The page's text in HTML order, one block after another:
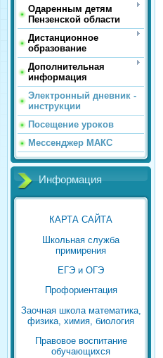
Одаренным детям
Пензенской области
Дистанционное
образование
Дополнительная
информация
Электронный дневник -
инструкции
Посещение уроков
Мессенджер МАКС
Информация
КАРТА САЙТА
Школьная служба
примирения
ЕГЭ и ОГЭ
Профориентация
Заочная школа математика,
физика, химия, биология
Правовое воспитание
обучающихся